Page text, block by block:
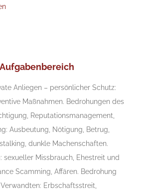
Anliegen – persönlicher Schutz:
Maßnahmen. Bedrohungen des
Reputationsmanagement,
Ausbeutung, Nötigung, Betrug,
dunkle Machenschaften.
sexueller Missbrauch, Ehestreit und
Scamming, Affären. Bedrohung
Erbschaftsstreit,